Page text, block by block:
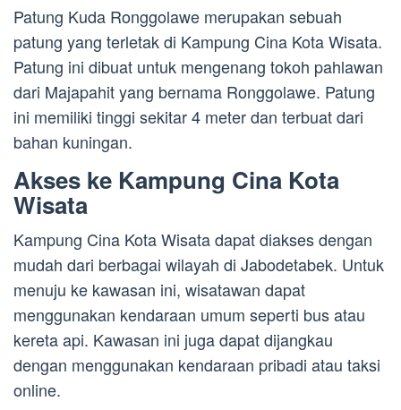
Patung Kuda Ronggolawe merupakan sebuah
patung yang terletak di Kampung Cina Kota Wisata.
Patung ini dibuat untuk mengenang tokoh pahlawan
dari Majapahit yang bernama Ronggolawe. Patung
ini memiliki tinggi sekitar 4 meter dan terbuat dari
bahan kuningan.
Akses ke Kampung Cina Kota
Wisata
Kampung Cina Kota Wisata dapat diakses dengan
mudah dari berbagai wilayah di Jabodetabek. Untuk
menuju ke kawasan ini, wisatawan dapat
menggunakan kendaraan umum seperti bus atau
kereta api. Kawasan ini juga dapat dijangkau
dengan menggunakan kendaraan pribadi atau taksi
online.